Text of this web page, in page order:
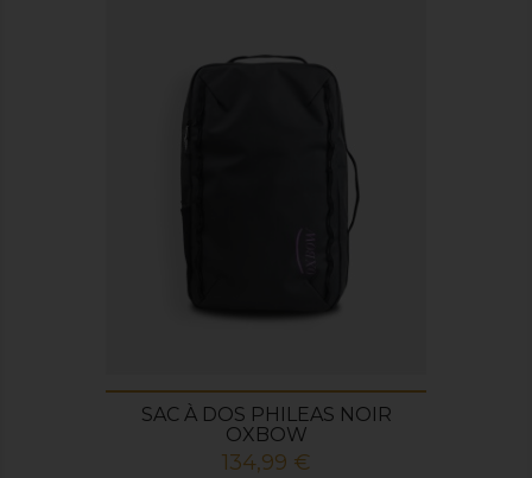
SAC À DOS PHILEAS NOIR
OXBOW
Prix
134,99 €